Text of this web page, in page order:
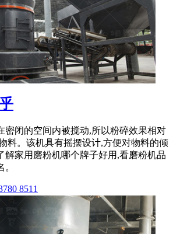
密闭的空间内被搅动,所以粉碎效果相对
料。该机具有摇摆设计,方便对物料的倾
解家用磨粉机哪个牌子好用,看磨粉机品
8511